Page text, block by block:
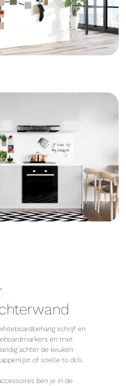
schrijf en
en met
achter de keuken
of snelle to do’s.
ben je in de